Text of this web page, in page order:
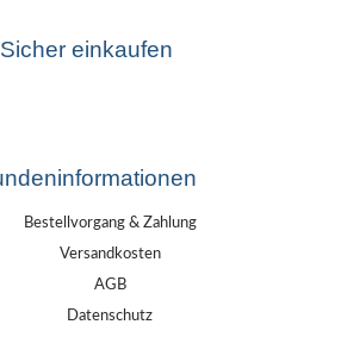
Sicher einkaufen
Bestellvorgang & Zahlung
Versandkosten
AGB
Datenschutz